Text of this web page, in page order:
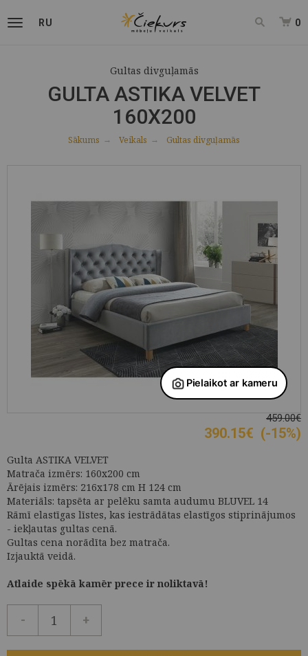
RU 0
Gultas divguļamās
GULTA ASTIKA VELVET
160X200
Sākums Veikals Gultas divguļamās
459.00€
390.15€ (-15%)
Gulta ASTIKA VELVET
Matrača izmērs: 160x200 cm
Ārējais izmērs: 216x178 cm H 124 cm
Materiāls: tapsēta ar pelēku samta audumu BLUVEL 14
Rāmī elastīgas līstes, kas iestrādātas elastīgos stiprinājumos
- iekļautas gultas cenā.
Gultas cena norādīta bez matrača.
Izjauktā veidā.
Atlaide spēkā kamēr prece ir noliktavā!
- +